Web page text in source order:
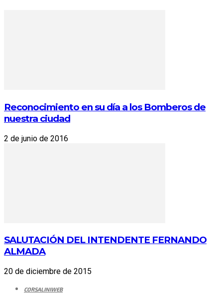
Reconocimiento en su día a los Bomberos de
nuestra ciudad
2 de junio de 2016
SALUTACIÓN DEL INTENDENTE FERNANDO
ALMADA
20 de diciembre de 2015
CORSALINIWEB